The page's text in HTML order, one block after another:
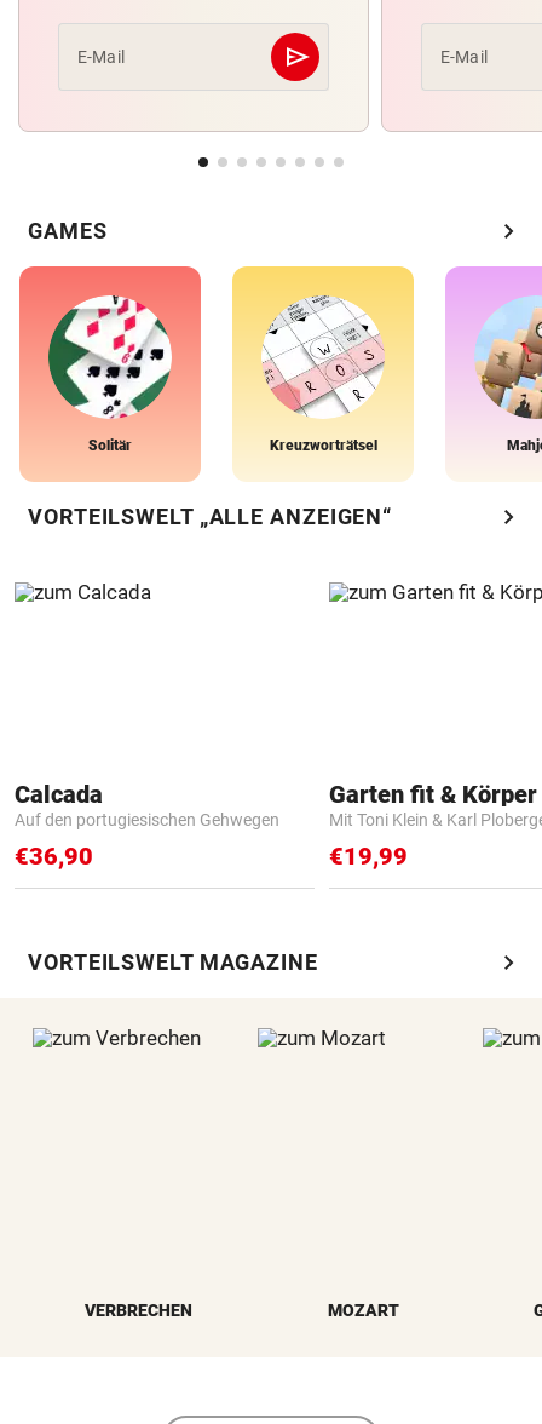
E-Mail send
Abschicken E-Mail
GAMES chevron_right
Solitär Kreuzworträtsel
VORTEILSWELT „ALLE ANZEIGEN“ chevron_right
Calcada
Auf den portugiesischen Gehwegen
€36,90
Garten fit &
Mit Toni Klein & Karl
€19,99
VORTEILSWELT MAGAZINE chevron_right
VERBRECHEN MOZART